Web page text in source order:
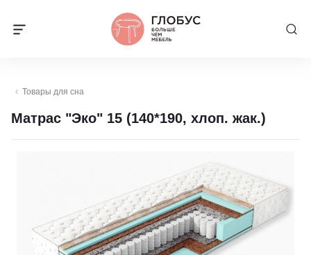
Товары для сна
Матрас "Эко" 15 (140*190, хлоп. жак.)